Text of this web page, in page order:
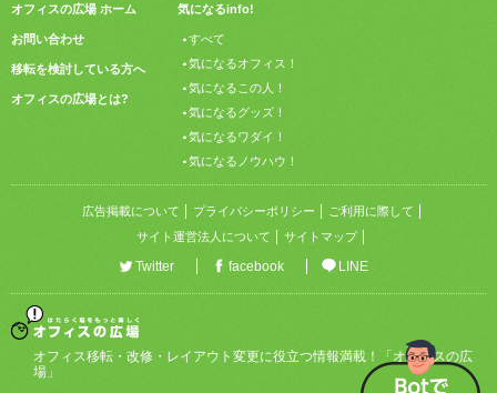
オフィスの広場 ホーム
お問い合わせ
移転を検討している方へ
オフィスの広場とは?
気になるinfo!
すべて
気になるオフィス！
気になるこの人！
気になるグッズ！
気になるワダイ！
気になるノウハウ！
広告掲載について プライバシーポリシー
ご利用に際して
サイト運営法人について
サイトマップ
Twitter facebook LINE
オフィス移転・改修・レイアウト変更に役立つ情報満載！「オフィスの広
場」